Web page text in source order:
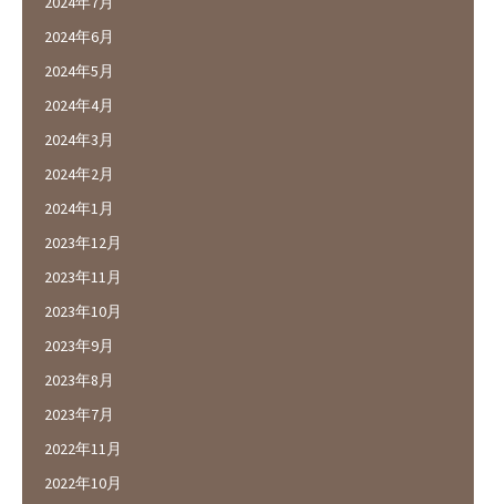
2024年6月
2024年5月
2024年4月
2024年3月
2024年2月
2024年1月
2023年12月
2023年11月
2023年10月
2023年9月
2023年8月
2023年7月
2022年11月
2022年10月